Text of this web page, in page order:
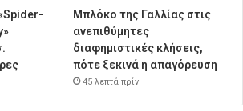
Μπλόκο της Γαλλίας στις
ανεπιθύμητες
διαφημιστικές κλήσεις,
πότε ξεκινά η απαγόρευση
45 λεπτά πρίν